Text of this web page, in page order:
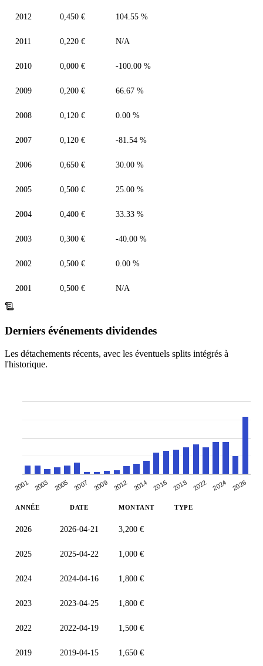
2012 0,450 € 104.55 %
2011 0,220 € N/A
2010 0,000 € -100.00 %
2009 0,200 € 66.67 %
2008 0,120 € 0.00 %
2007 0,120 € -81.54 %
2006 0,650 € 30.00 %
2005 0,500 € 25.00 %
2004 0,400 € 33.33 %
2003 0,300 € -40.00 %
2002 0,500 € 0.00 %
2001 0,500 € N/A
Derniers événements dividendes
Les détachements récents, avec les éventuels splits intégrés à
l'historique.
2001 2003 2005 2007 2009 2012 2014 2016 2018 2022 2024 2026
ANNÉE DATE MONTANT TYPE
2026 2026-04-21 3,200 €
2025 2025-04-22 1,000 €
2024 2024-04-16 1,800 €
2023 2023-04-25 1,800 €
2022 2022-04-19 1,500 €
2019 2019-04-15 1,650 €